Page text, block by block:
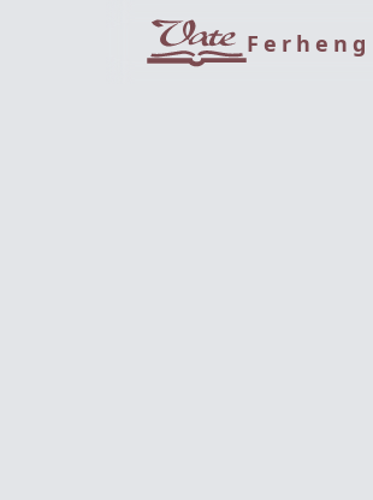
Ferheng